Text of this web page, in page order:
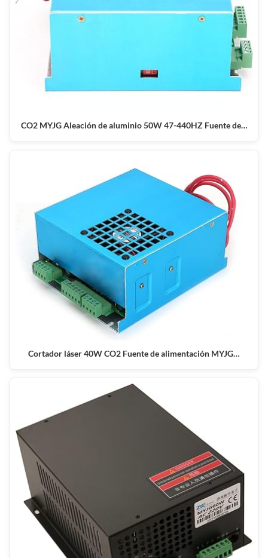
CO2 MYJG Aleación de aluminio 50W 47-440HZ Fuente de…
Cortador láser 40W CO2 Fuente de alimentación MYJG…